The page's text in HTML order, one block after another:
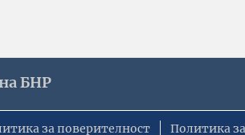
БНР
за поверителност Политика